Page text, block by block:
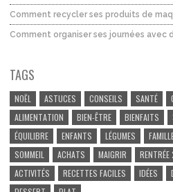
Comment recycler ses produits de
Comment organiser ses journées avec
TAGS
NOËL ASTUCES CONSEILS SANTÉ
ALIMENTATION
BIEN-ÊTRE BIENFAITS
ÉQUILIBRE
ENFANTS LÉGUMES
SOMMEIL
ACHATS MAIGRIR
ACTIVITÉS
RECETTES FACILES IDÉES